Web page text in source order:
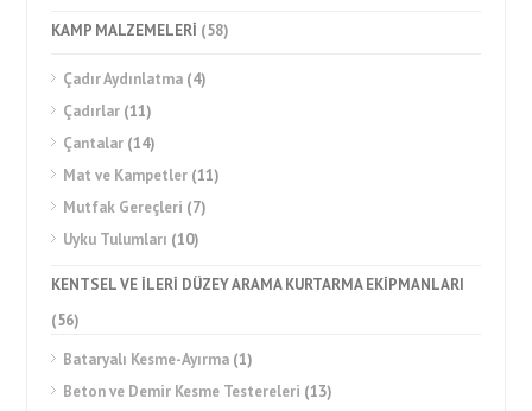
KAMP MALZEMELERİ (58)
Çadır Aydınlatma (4)
Çadırlar (11)
Çantalar (14)
Mat ve Kampetler (11)
Mutfak Gereçleri (7)
Uyku Tulumları (10)
KENTSEL VE İLERİ DÜZEY ARAMA KURTARMA EKİPMANLARI
(56)
Bataryalı Kesme-Ayırma (1)
Beton ve Demir Kesme Testereleri (13)